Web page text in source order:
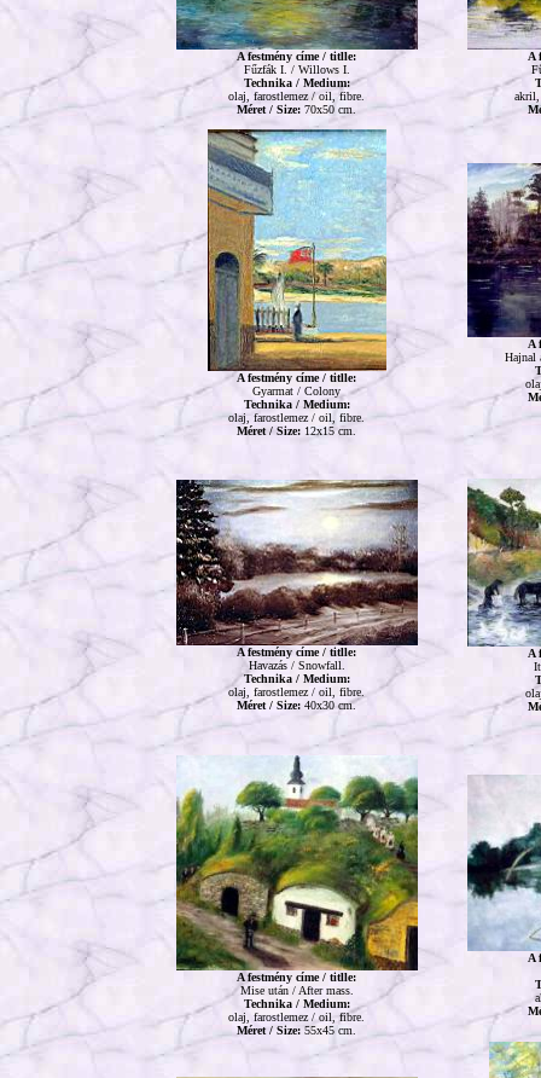
A festmény címe / titlle:
Fűzfák I. / Willows I.
Technika / Medium:
olaj, farostlemez / oil, fibre.
Méret / Size: 70x50 cm.
A
akril,
A festmény címe / titlle:
Gyarmat / Colony
Technika / Medium:
olaj, farostlemez / oil, fibre.
Méret / Size: 12x15 cm.
A
Hajnal
A festmény címe / titlle:
Havazás / Snowfall.
Technika / Medium:
olaj, farostlemez / oil, fibre.
Méret / Size: 40x30 cm.
A
A festmény címe / titlle:
Mise után / After mass.
Technika / Medium:
olaj, farostlemez / oil, fibre.
Méret / Size: 55x45 cm.
A